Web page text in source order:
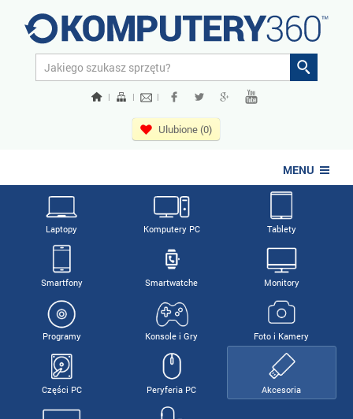
| | |
Ulubione (0)
MENU
Laptopy Komputery PC Tablety
Smartfony Smartwatche Monitory
Programy Konsole i Gry Foto i Kamery
Części PC Peryferia PC Akcesoria